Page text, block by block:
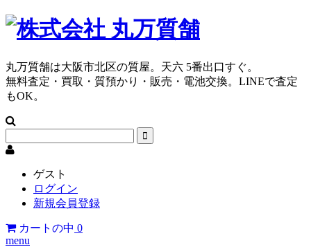
丸万質舗は大阪市北区の質屋。天六 5番出口すぐ。
無料査定・買取・質預かり・販売・電池交換。LINEで査定
もOK。
ゲスト
ログイン
新規会員登録
カートの中 0
menu